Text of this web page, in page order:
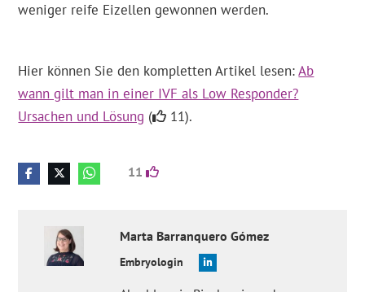
weniger reife Eizellen gewonnen werden.
Hier können Sie den kompletten Artikel lesen:Ab
wann gilt man in einer IVF als Low Responder?
Ursachen und Lösung ( 11).
11
Marta Barranquero Gómez
Embryologin